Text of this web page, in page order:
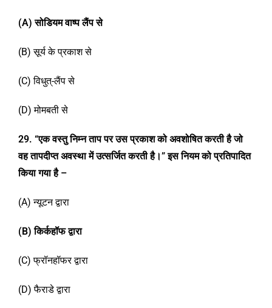
(A)सोडियम वाष्प लैंप से
(B) सूर्य के प्रकाश से
(C) विधुत्-लैंप से
(D) मोमबती से
29. “एक वस्तु निम्न ताप पर उस प्रकाश को अवशोषित करती है जो
वह तापदीप्त अवस्था में उत्सर्जित करती है।” इस नियम को प्रतिपादित
किया गया है –
(A) न्यूटन द्वारा
(B)किर्कहॉफ द्वारा
(C) फ्रॉनहॉफर द्वारा
(D) फैराडे द्वारा